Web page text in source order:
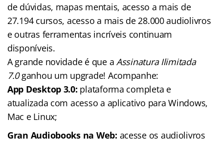
de dúvidas, mapas mentais, acesso a mais de
27.194 cursos, acesso a mais de 28.000 audiolivros
e outras ferramentas incríveis continuam
disponíveis.
A grande novidade é que a Assinatura Ilimitada
7.0ganhou um upgrade! Acompanhe:
App Desktop 3.0: plataforma completa e
atualizada com acesso a aplicativo para Windows,
Mac e Linux;
Gran Audiobooks na Web: acesse os audiolivros